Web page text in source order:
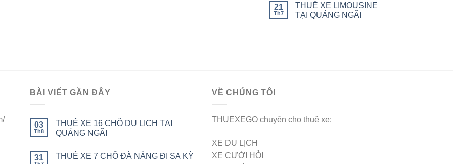
21
Th7
THUÊ XE LIMOUSINE
TẠI QUẢNG NGÃI
BÀI VIẾT GẦN ĐÂY
03
Th8
THUÊ XE 16 CHỖ DU LỊCH TẠI
QUẢNG NGÃI
31 THUÊ XE 7 CHỖ ĐÀ NẮNG ĐI SA KỲ
VỀ CHÚNG TÔI
THUEXEGO chuyên cho thuê xe:
XE DU LỊCH
XE CƯỚI HỎI